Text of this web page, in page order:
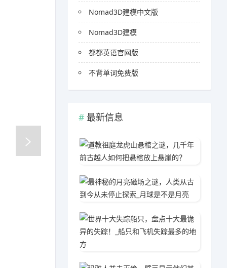
Nomad3D建模中文版
Nomad3D建模
都都英语官网版
不背单词免费版
最新信息